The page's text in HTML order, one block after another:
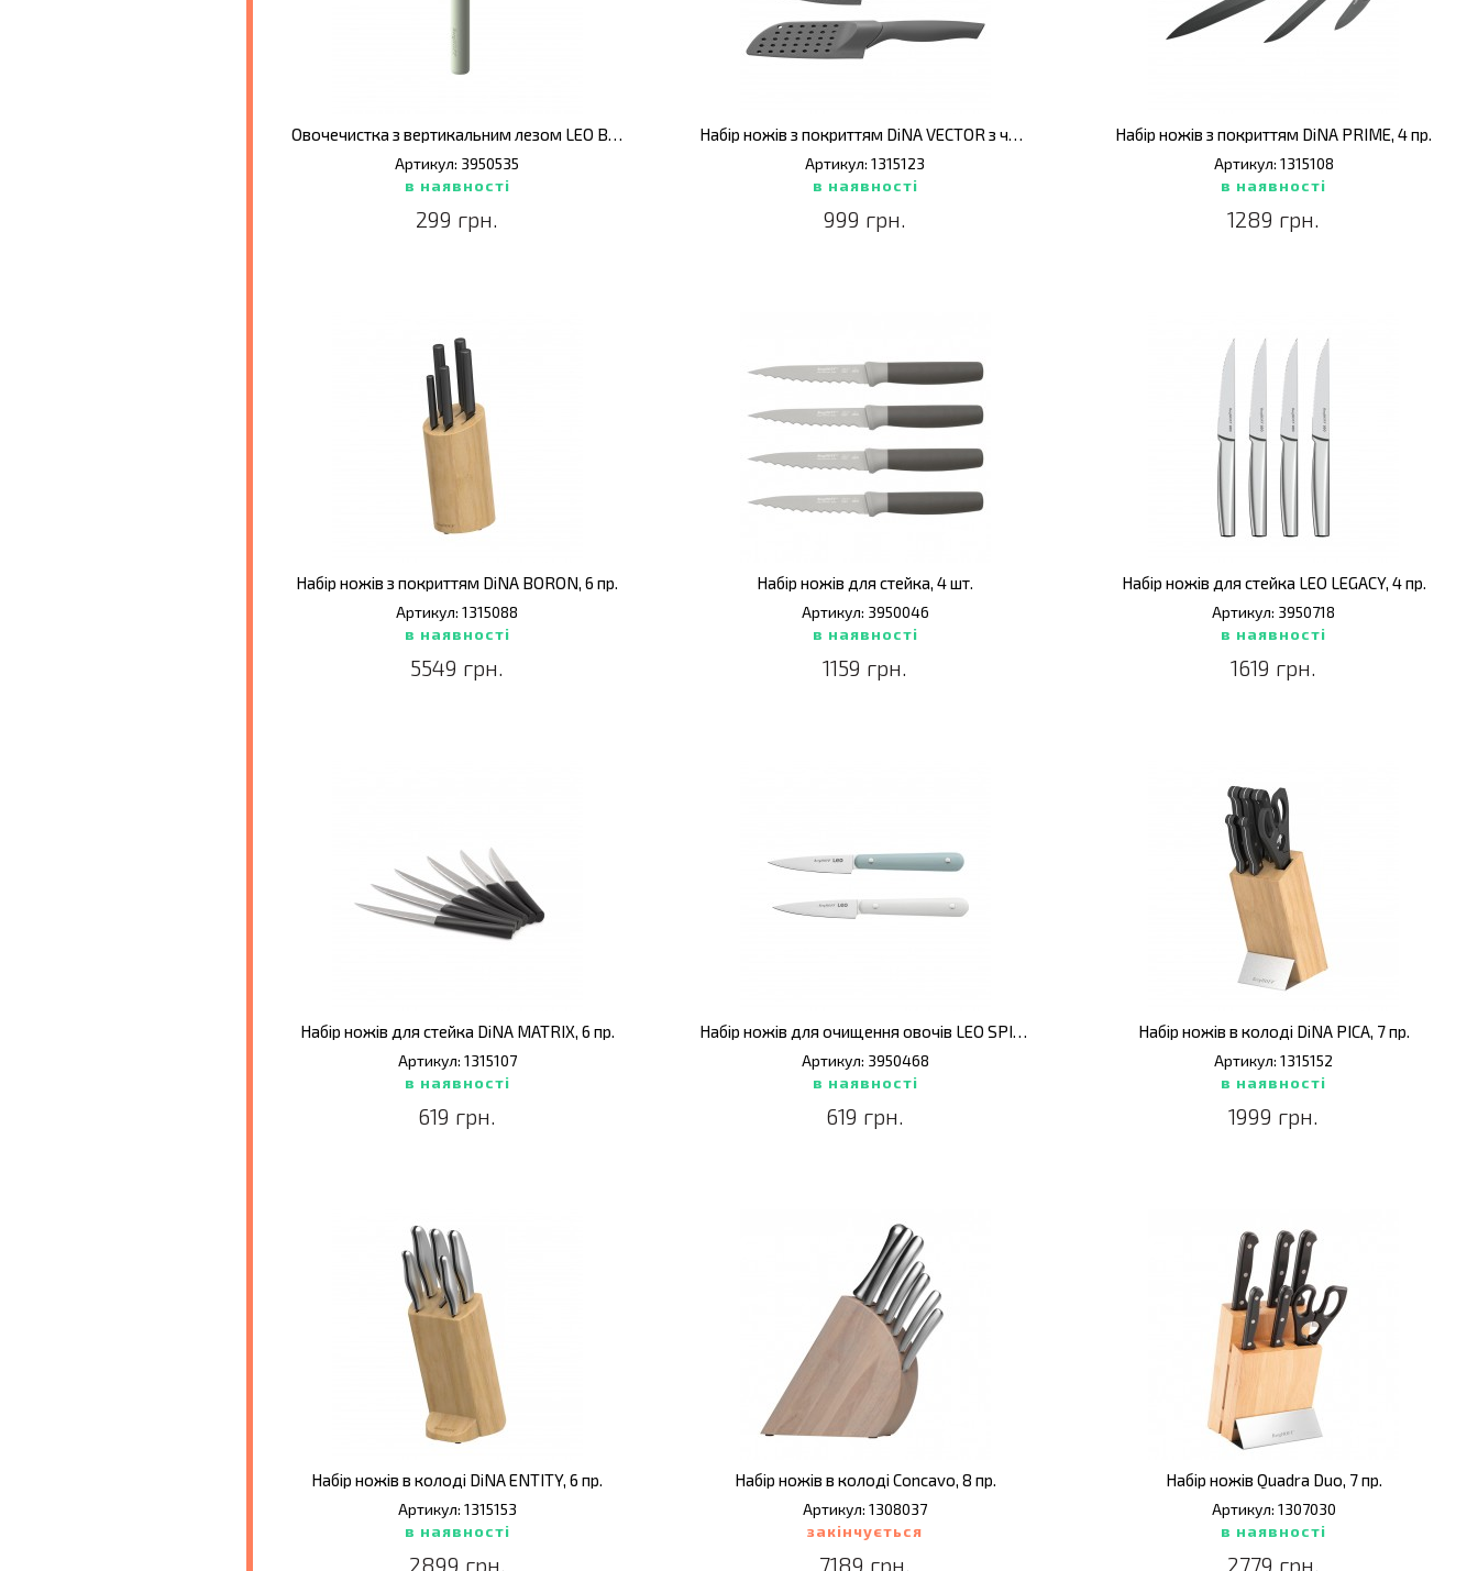
Овочечистка з вертикальним лезом LEO BALANCE, 17,5 х 2 см
Артикул: 3950535
в наявності
299 грн.
Набір ножів з покриттям DiNA VECTOR з чохлами, 3 пр.
Артикул: 1315123
в наявності
999 грн.
Набір ножів з покриттям DiNA PRIME, 4 пр.
Артикул: 1315108
в наявності
1289 грн.
Набір ножів з покриттям DiNA BORON, 6 пр.
Артикул: 1315088
в наявності
5549 грн.
Набір ножів для стейка, 4 шт.
Артикул: 3950046
в наявності
1159 грн.
Набір ножів для стейка LEO LEGACY, 4 пр.
Артикул: 3950718
в наявності
1619 грн.
Набір ножів для стейка DiNA MATRIX, 6 пр.
Артикул: 1315107
в наявності
619 грн.
Набір ножів для очищення овочів LEO SPIRIT/SLATE, 2 пр.
Артикул: 3950468
в наявності
619 грн.
Набір ножів в колоді DiNA PICA, 7 пр.
Артикул: 1315152
в наявності
1999 грн.
Набір ножів в колоді DiNA ENTITY, 6 пр.
Артикул: 1315153
в наявності
2899 грн.
Набір ножів в колоді Concavo, 8 пр.
Артикул: 1308037
закінчується
7189 грн.
Набір ножів Quadra Duo, 7 пр.
Артикул: 1307030
в наявності
2779 грн.